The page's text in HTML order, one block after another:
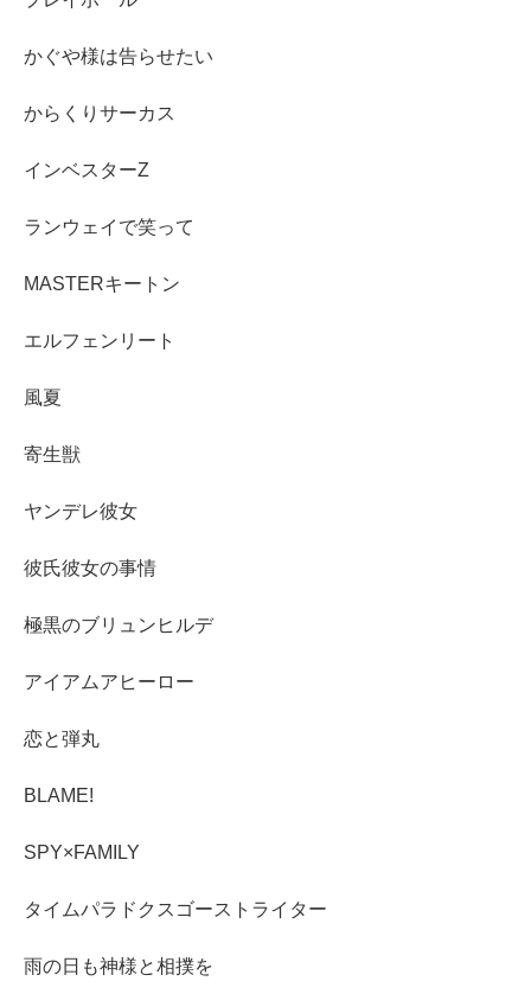
かぐや様は告らせたい
からくりサーカス
インベスターZ
ランウェイで笑って
MASTERキートン
エルフェンリート
風夏
寄生獣
ヤンデレ彼女
彼氏彼女の事情
極黒のブリュンヒルデ
アイアムアヒーロー
恋と弾丸
BLAME!
SPY×FAMILY
タイムパラドクスゴーストライター
雨の日も神様と相撲を